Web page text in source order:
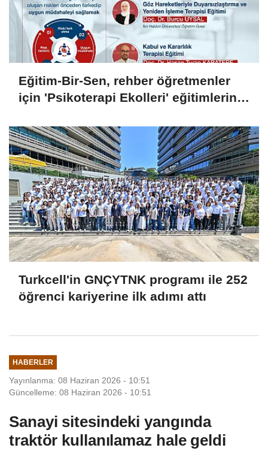
Eğitim-Bir-Sen, rehber öğretmenler
için 'Psikoterapi Ekolleri' eğitimlerini
Turkcell'in GNÇYTNK programı ile 252
öğrenci kariyerine ilk adımı attı
HABERLER
Yayınlanma: 08 Haziran 2026 - 10:51
Güncelleme: 08 Haziran 2026 - 10:51
Sanayi sitesindeki yangında
traktör kullanılamaz hale geldi